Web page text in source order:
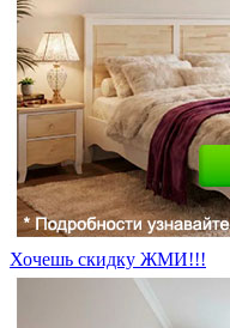
Хочешь скидку ЖМИ!!!